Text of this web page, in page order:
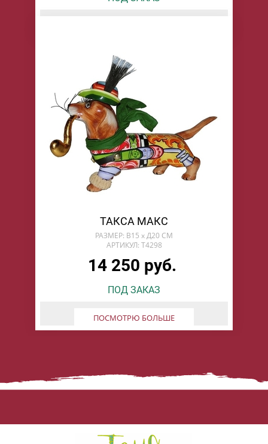
ТАКСА МАКС
РАЗМЕР: В15 х Д20 СМ
АРТИКУЛ: T4298
14 250 руб.
ПОД ЗАКАЗ
БУДУ ЖДАТЬ
ПОСМОТРЮ БОЛЬШЕ